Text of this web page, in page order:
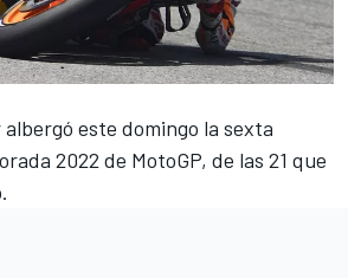
este domingo la sexta
2022 de MotoGP, de las 21 que